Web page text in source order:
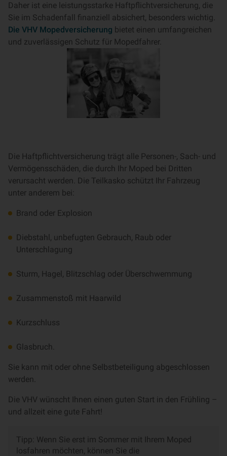
Daher ist eine leistungsstarke Haftpflichtversicherung, die
Sie im Schadenfall finanziell absichert, besonders wichtig.
Die VHV Mopedversicherung bietet einen umfangreichen
und zuverlässigen Schutz für Mopedfahrer.
Die Haftpflichtversicherung trägt alle Personen-, Sach- und
Vermögensschäden, die durch Ihr Moped bei Dritten
verursacht werden. Die Teilkasko schützt Ihr Fahrzeug
unter anderem bei:
Brand oder Explosion
Diebstahl, unbefugten Gebrauch, Raub oder
Unterschlagung
Sturm, Hagel, Blitzschlag oder Überschwemmung
Zusammenstoß mit Haarwild
Kurzschluss
Glasbruch.
Sie kann mit oder ohne Selbstbeteiligung abgeschlossen
werden.
Die VHV wünscht Ihnen einen guten Start in den Frühling –
und allzeit eine gute Fahrt!
Tipp: Wenn Sie erst im Sommer mit Ihrem Moped
losfahren möchten, können Sie die